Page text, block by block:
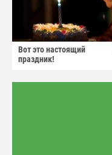
Вот это настоящий
праздник!